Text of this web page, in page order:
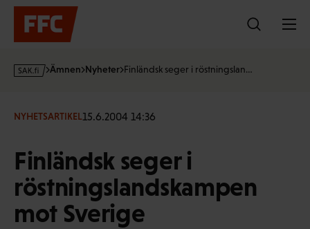
Hoppa
innehållet
s
·
Ämnen Nyheter Finländsk seger i röstningslan…
NYHETSARTIKEL15.6.2004 14:36
Finländsk seger i
röstningslandskampen
mot Sverige